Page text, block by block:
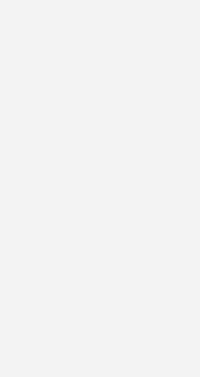
Wärmebrücken ist auch der
zu berücksichtigen.
die Randbedingungen an den
bedeutende Rolle. Insbesondere für die
im Zusammenhang mit einem
nach DIN 4108 Beiblatt 2 oder bei der
des Transmissionswärmeverlustes ist zu
bereits um eine temperaturbewertete
professionell